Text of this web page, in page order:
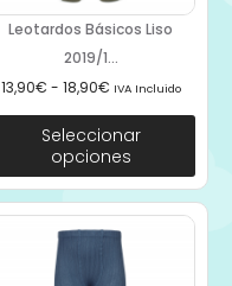
Leotardos Básicos Liso
2019/1...
13,90€ - 18,90€ IVA Incluido
Seleccionar
opciones